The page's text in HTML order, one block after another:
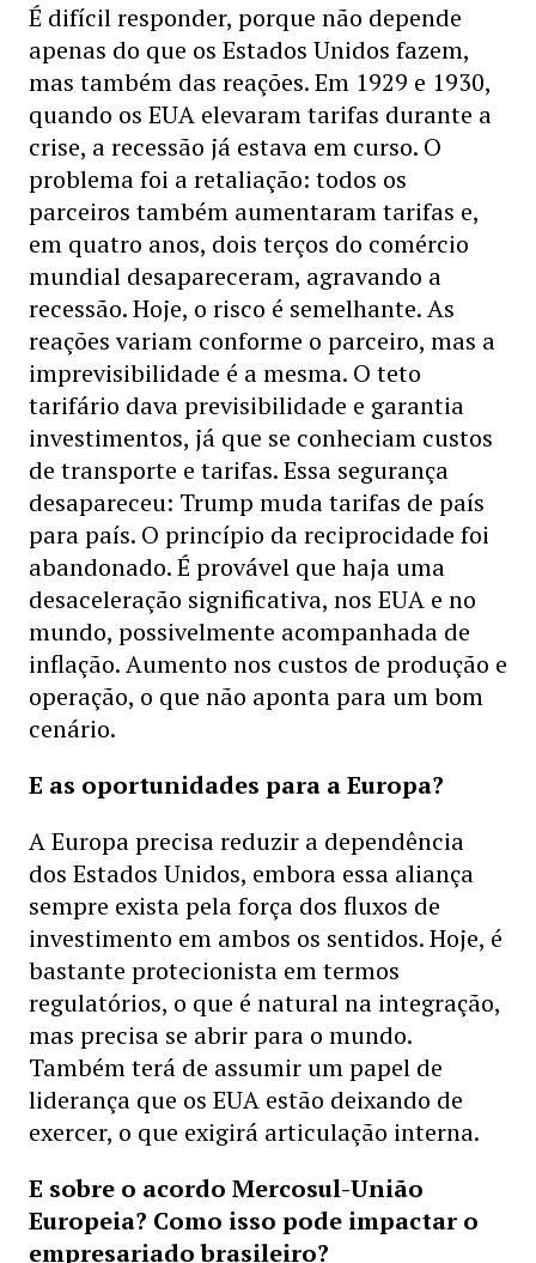
É difícil responder, porque não depende
apenas do que os Estados Unidos fazem,
mas também das reações. Em 1929 e 1930,
quando os EUA elevaram tarifas durante a
crise, a recessão já estava em curso. O
problema foi a retaliação: todos os
parceiros também aumentaram tarifas e,
em quatro anos, dois terços do comércio
mundial desapareceram, agravando a
recessão. Hoje, o risco é semelhante. As
reações variam conforme o parceiro, mas a
imprevisibilidade é a mesma. O teto
tarifário dava previsibilidade e garantia
investimentos, já que se conheciam custos
de transporte e tarifas. Essa segurança
desapareceu: Trump muda tarifas de país
para país. O princípio da reciprocidade foi
abandonado. É provável que haja uma
desaceleração significativa, nos EUA e no
mundo, possivelmente acompanhada de
inflação. Aumento nos custos de produção e
operação, o que não aponta para um bom
cenário.
E as oportunidades para a Europa?
A Europa precisa reduzir a dependência
dos Estados Unidos, embora essa aliança
sempre exista pela força dos fluxos de
investimento em ambos os sentidos. Hoje, é
bastante protecionista em termos
regulatórios, o que é natural na integração,
mas precisa se abrir para o mundo.
Também terá de assumir um papel de
liderança que os EUA estão deixando de
exercer, o que exigirá articulação interna.
E sobre o acordo Mercosul-União
Europeia? Como isso pode impactar o
empresariado brasileiro?